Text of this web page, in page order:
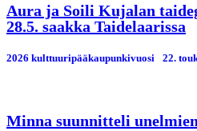
Aura ja Soili Kujalan
28.5. saakka Taidelaarissa
2026 kulttuuripääkaupunkivuosi 22.
Minna suunnitteli